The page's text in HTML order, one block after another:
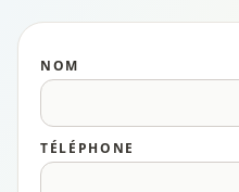
NOM
TÉLÉPHONE